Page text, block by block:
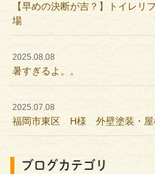
【早めの決断が吉？】トイレリ
場
2025.08.08
暑すぎるよ。。
2025.07.08
福岡市東区 H様 外壁塗装・屋
ブログカテゴリ